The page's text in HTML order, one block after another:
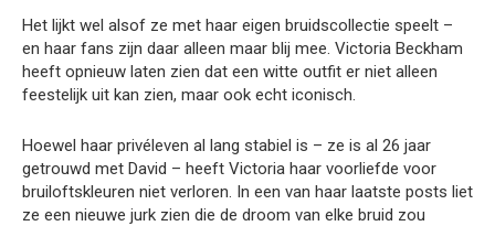
Het lijkt wel alsof ze met haar eigen bruidscollectie speelt –
en haar fans zijn daar alleen maar blij mee. Victoria Beckham
heeft opnieuw laten zien dat een witte outfit er niet alleen
feestelijk uit kan zien, maar ook echt iconisch.
Hoewel haar privéleven al lang stabiel is – ze is al 26 jaar
getrouwd met David – heeft Victoria haar voorliefde voor
bruiloftskleuren niet verloren. In een van haar laatste posts liet
ze een nieuwe jurk zien die de droom van elke bruid zou